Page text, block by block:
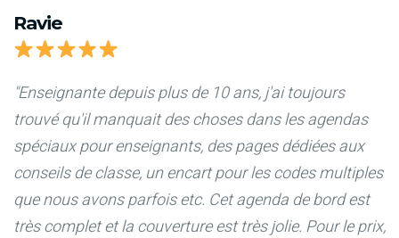
Ravie
"Enseignante depuis plus de 10 ans, j'ai toujours
trouvé qu'il manquait des choses dans les agendas
spéciaux pour enseignants, des pages dédiées aux
conseils de classe, un encart pour les codes multiples
que nous avons parfois etc. Cet agenda de bord est
très complet et la couverture est très jolie. Pour le prix,